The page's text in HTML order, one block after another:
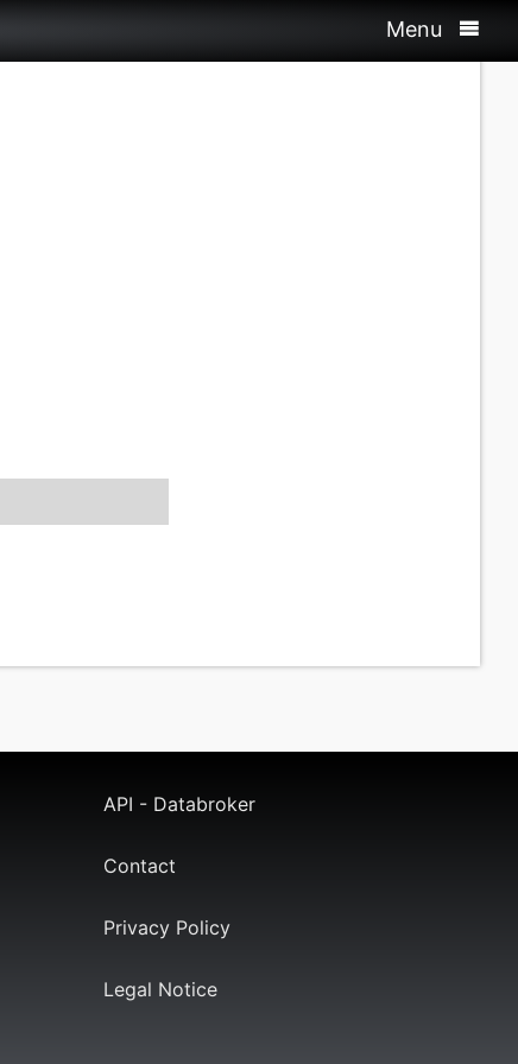
Menu
API - Databroker
Contact
Privacy Policy
Legal Notice